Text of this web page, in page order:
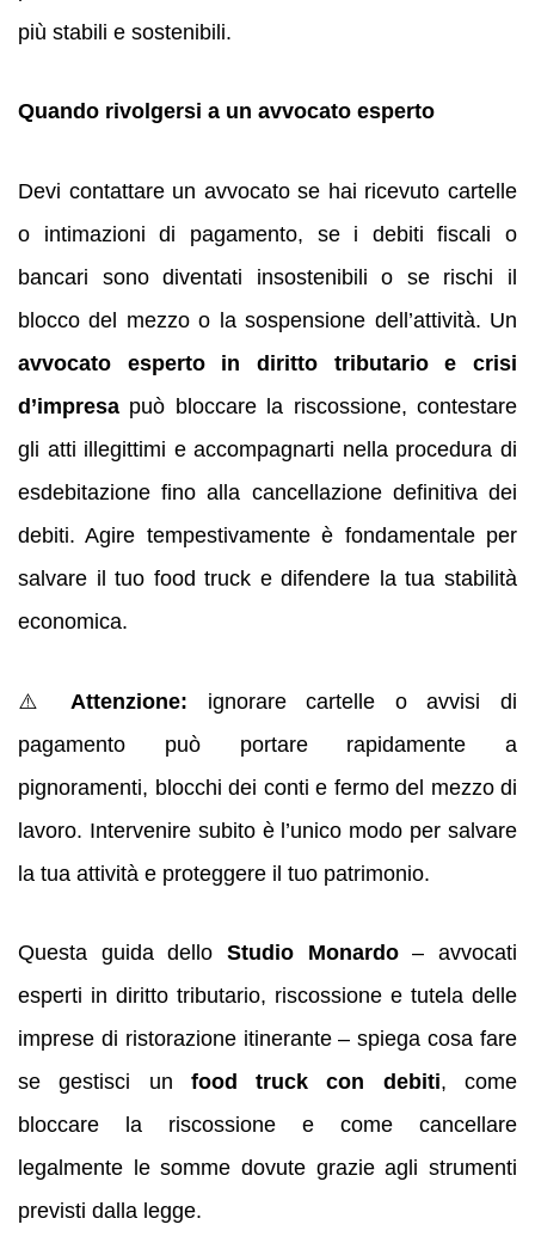
più stabili e sostenibili.
Quando rivolgersi a un avvocato esperto
Devi contattare un avvocato se hai ricevuto cartelle
o intimazioni di pagamento, se i debiti fiscali o
bancari sono diventati insostenibili o se rischi il
blocco del mezzo o la sospensione dell’attività. Un
avvocato esperto in diritto tributario e crisi
d’impresa può bloccare la riscossione, contestare
gli atti illegittimi e accompagnarti nella procedura di
esdebitazione fino alla cancellazione definitiva dei
debiti. Agire tempestivamente è fondamentale per
salvare il tuo food truck e difendere la tua stabilità
economica.
⚠️ Attenzione: ignorare cartelle o avvisi di
pagamento può portare rapidamente a
pignoramenti, blocchi dei conti e fermo del mezzo di
lavoro. Intervenire subito è l’unico modo per salvare
la tua attività e proteggere il tuo patrimonio.
Questa guida dello Studio Monardo– avvocati
esperti in diritto tributario, riscossione e tutela delle
imprese di ristorazione itinerante – spiega cosa fare
se gestisci un food truck con debiti, come
bloccare la riscossione e come cancellare
legalmente le somme dovute grazie agli strumenti
previsti dalla legge.